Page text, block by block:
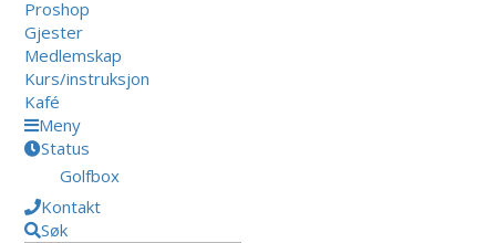
Proshop
Gjester
Medlemskap
Kurs/instruksjon
Kafé
Meny
Status
Golfbox
Kontakt
Søk